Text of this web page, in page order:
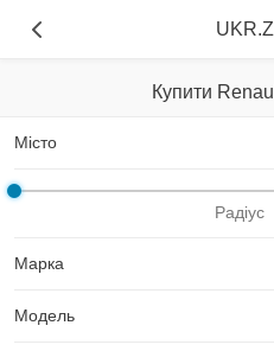
Купити
Місто
Радіус
Марка
Модель